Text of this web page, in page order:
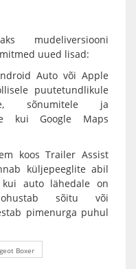
mudeliversiooni
uued lisad:
Auto või Apple
puutetundlikule
sõnumitele ja
kui Google Maps
koos Trailer Assist
küljepeeglite abil
auto lähedale on
sõitu või
pimenurga puhul
Boxer